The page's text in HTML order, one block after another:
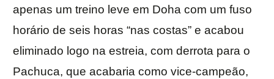
apenas um treino leve em Doha com um fuso
horário de seis horas “nas costas” e acabou
eliminado logo na estreia, com derrota para o
Pachuca, que acabaria como vice-campeão,